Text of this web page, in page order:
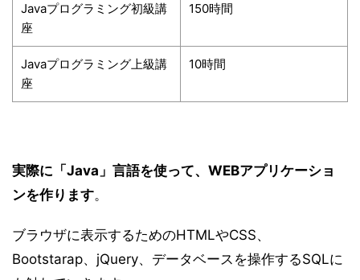
Javaプログラミング初級講
座
150時間
Javaプログラミング上級講
座
10時間
実際に「Java」言語を使って、WEBアプリケーショ
ンを作ります。
ブラウザに表示するためのHTMLやCSS、
Bootstarap、jQuery、データベースを操作するSQLに